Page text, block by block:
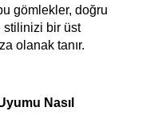
gömlekler, doğru
stilinizi bir üst
olanak tanır.
Nasıl